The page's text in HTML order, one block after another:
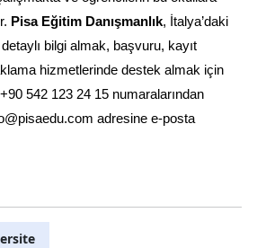
Pisa Eğitim Danışmanlık, İtalya’daki
bilgi almak, başvuru, kayıt
hizmetlerinde destek almak için
542 123 24 15 numaralarından
adresine e-posta